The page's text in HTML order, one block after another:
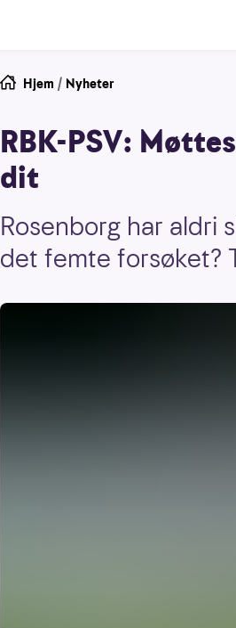
Hjem / Nyheter
RBK-PSV:
dit
Rosenborg har aldri
det femte forsøket?